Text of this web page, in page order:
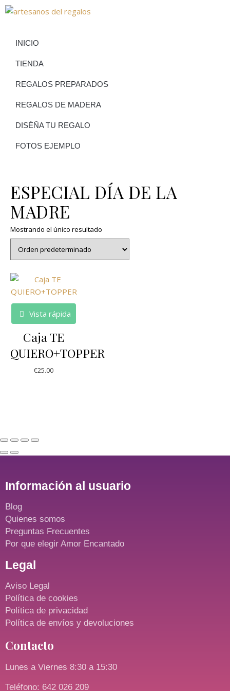
INICIO
TIENDA
REGALOS PREPARADOS
REGALOS DE MADERA
DISÉÑA TU REGALO
FOTOS EJEMPLO
ESPECIAL DÍA DE LA
MADRE
Mostrando el único resultado
Vista rápida
Caja TE
QUIERO+TOPPER
€25.00
Información al usuario
Blog
Quienes somos
Preguntas Frecuentes
Por que elegir Amor Encantado
Legal
Aviso Legal
Política de cookies
Política de privacidad
Política de envíos y devoluciones
Contacto
Lunes a Viernes 8:30 a 15:30
Teléfono: 642 026 209